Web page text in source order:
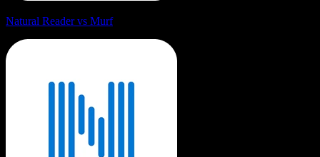
Natural Reader vs Murf